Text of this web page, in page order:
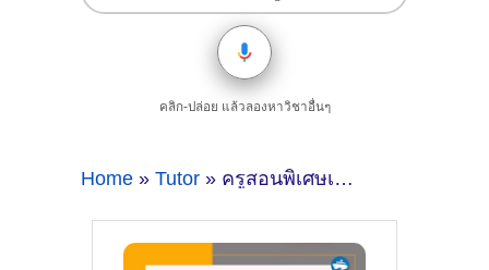
คลิก-ปล่อย แล้วลองหาวิชาอื่นๆ
Home » Tutor » ครูสอนพิเศษเคมีตัวต่อตัวที่ปทุมธานี